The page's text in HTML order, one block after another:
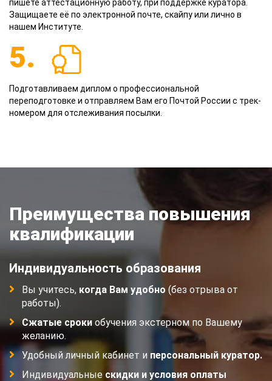
пишете аттестационную работу, при поддержке куратора.
Защищаете её по электронной почте, скайпу или лично в
нашем Институте.
5.
Подготавливаем диплом о профессиональной
переподготовке и отправляем Вам его Почтой России с трек-
номером для отслеживания посылки.
Преимущества повышения
квалификации
Индивидуальность образования
Вы учитесь, когда Вам удобно (без отрыва от
работы).
Сжатые сроки обучения экстерном по Вашему
желанию.
Удобный личный кабинет и персональный куратор.
Индивидуальные скидки и условия оплаты